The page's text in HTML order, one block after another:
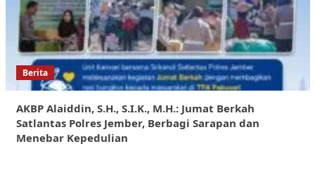
Berita
AKBP Alaiddin, S.H., S.I.K., M.H.: Jumat Berkah
Satlantas Polres Jember, Berbagi Sarapan dan
Menebar Kepedulian